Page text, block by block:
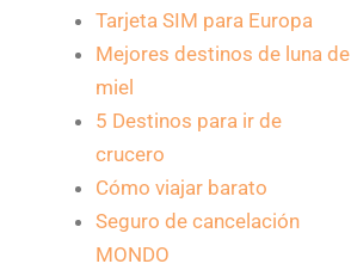
Tarjeta SIM para Europa
Mejores destinos de luna de
miel
5 Destinos para ir de
crucero
Cómo viajar barato
Seguro de cancelación
MONDO